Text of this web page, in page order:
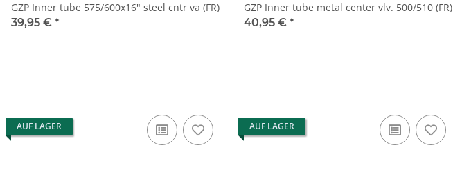
GZP Inner tube 575/600x16" steel cntr va (FR)
39,95 € *
GZP Inner tube metal center vlv. 500/510 (FR)
40,95 € *
AUF LAGER AUF LAGER